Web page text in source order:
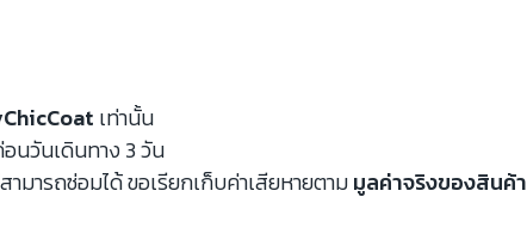
เท่านั้น
นวันเดินทาง 3 วัน
ารถซ่อมได้ ขอเรียกเก็บค่าเสียหายตามมูลค่าจริงของสินค้า